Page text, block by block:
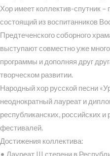
Хор имеет коллектив-спутник –
состоящий из воспитанников
Предтеченского соборного
выступают совместно уже
программы и дополняя друг
творческом развитии.
Народный хор русской песни
неоднократный лауреат и
республиканских, российских и
фестивалей.
Достижения коллектива:
• Лауреат III степени в